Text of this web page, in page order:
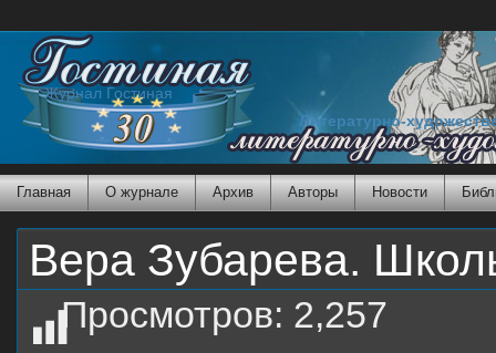
Журнал Гостиная
Литературно-
Главная О журнале Архив Авторы Новости
Вера Зубарева.
Просмотров: 2,257